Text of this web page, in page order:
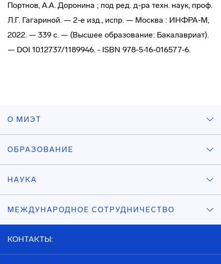
Портнов, А.А. Доронина ; под ред. д-ра техн. наук, проф.
Л.Г. Гагариной. — 2-е изд., испр. — Москва : ИНФРА-М,
2022. — 339 с. — (Высшее образование: Бакалавриат).
— DOI 10.12737/1189946. - ISBN 978-5-16-016577-6.
О МИЭТ
ОБРАЗОВАНИЕ
НАУКА
МЕЖДУНАРОДНОЕ СОТРУДНИЧЕСТВО
КОНТАКТЫ: